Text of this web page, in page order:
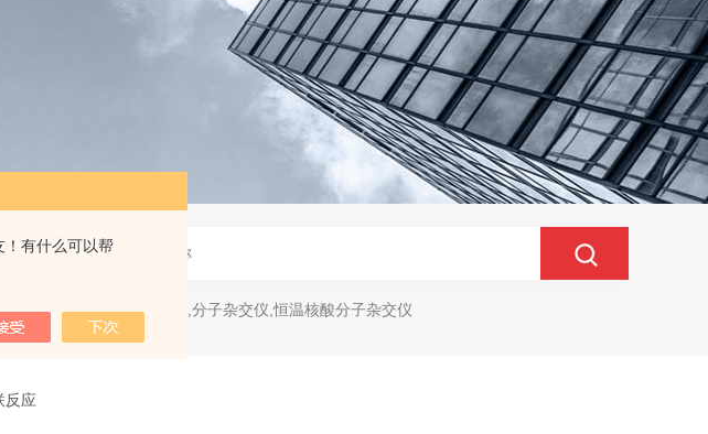
！有什么可以帮
热门关键词：电穿孔仪,分子杂交仪,恒温核酸分子杂交仪
反应